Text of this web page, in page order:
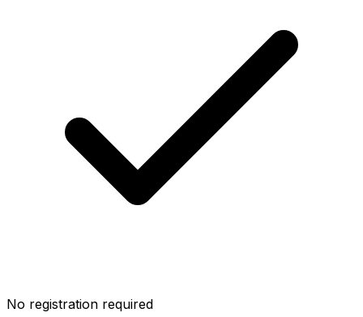
No registration required